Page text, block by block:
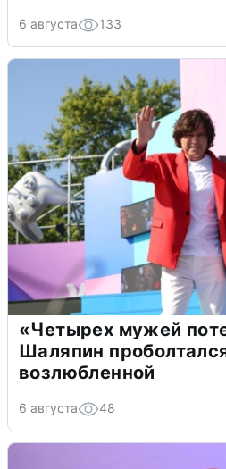
6 августа 133
«Четырех мужей
Шаляпин
возлюбленной
6 августа 48